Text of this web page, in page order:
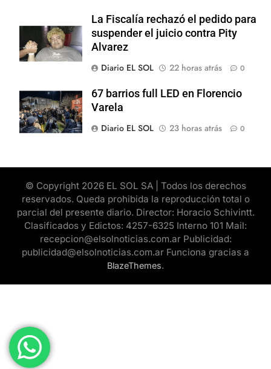
La Fiscalía rechazó el pedido para
suspender el juicio contra Pity
Alvarez
Diario EL SOL
22 horas atrás 0
67 barrios full LED en Florencio
Varela
Diario EL SOL
23 horas atrás 0
© Copyright 2026 EL SOL SA | Todos los derechos
reservados. Queda prohibida la reproducción total o
parcial del presente diario. Director: Horacio Schivintt.
Clasificados y Edictos: 4257-6325 Interno 101 Mail:
recepcion@elsolnoticias.com.ar Publicidad:
publicidad@elsolnoticias.com.ar Funciona gracias a
BlazeThemes.